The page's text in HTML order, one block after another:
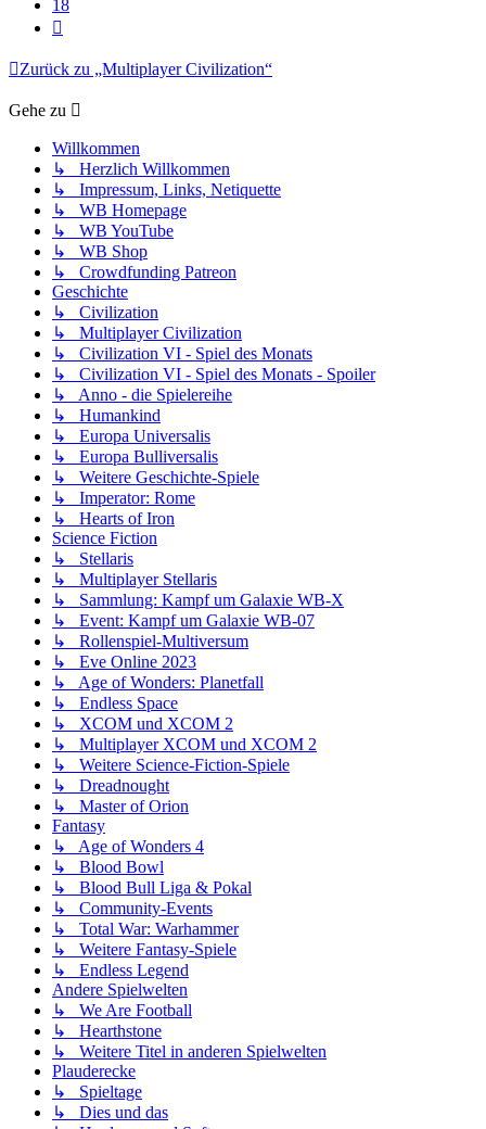
18
Zurück zu „Multiplayer Civilization“
Gehe zu
Willkommen
↳ Herzlich Willkommen
↳ Impressum, Links, Netiquette
↳ WB Homepage
↳ WB YouTube
↳ WB Shop
↳ Crowdfunding Patreon
Geschichte
↳ Civilization
↳ Multiplayer Civilization
↳ Civilization VI - Spiel des Monats
↳ Civilization VI - Spiel des Monats - Spoiler
↳ Anno - die Spielereihe
↳ Humankind
↳ Europa Universalis
↳ Europa Bulliversalis
↳ Weitere Geschichte-Spiele
↳ Imperator: Rome
↳ Hearts of Iron
Science Fiction
↳ Stellaris
↳ Multiplayer Stellaris
↳ Sammlung: Kampf um Galaxie WB-X
↳ Event: Kampf um Galaxie WB-07
↳ Rollenspiel-Multiversum
↳ Eve Online 2023
↳ Age of Wonders: Planetfall
↳ Endless Space
↳ XCOM und XCOM 2
↳ Multiplayer XCOM und XCOM 2
↳ Weitere Science-Fiction-Spiele
↳ Dreadnought
↳ Master of Orion
Fantasy
↳ Age of Wonders 4
↳ Blood Bowl
↳ Blood Bull Liga & Pokal
↳ Community-Events
↳ Total War: Warhammer
↳ Weitere Fantasy-Spiele
↳ Endless Legend
Andere Spielwelten
↳ We Are Football
↳ Hearthstone
↳ Weitere Titel in anderen Spielwelten
Plauderecke
↳ Spieltage
↳ Dies und das